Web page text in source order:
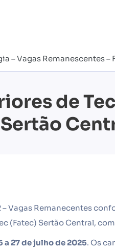
– Vagas Remanescentes –
de
Vagas Remanecentes
(Fatec) Sertão Central,
a 27 de julho de 2025. Os